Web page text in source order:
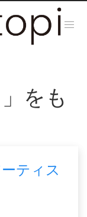
をも
ティス